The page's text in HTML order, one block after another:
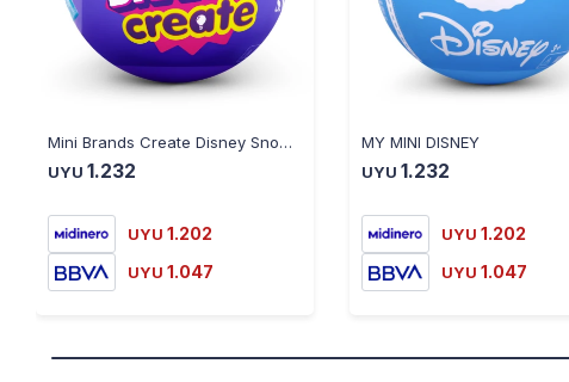
Mini Brands Create Disney Snow Globes
UYU 1.232
UYU 1.202
UYU 1.047
MY MINI DISNEY
UYU 1.232
UYU 1.202
UYU 1.047